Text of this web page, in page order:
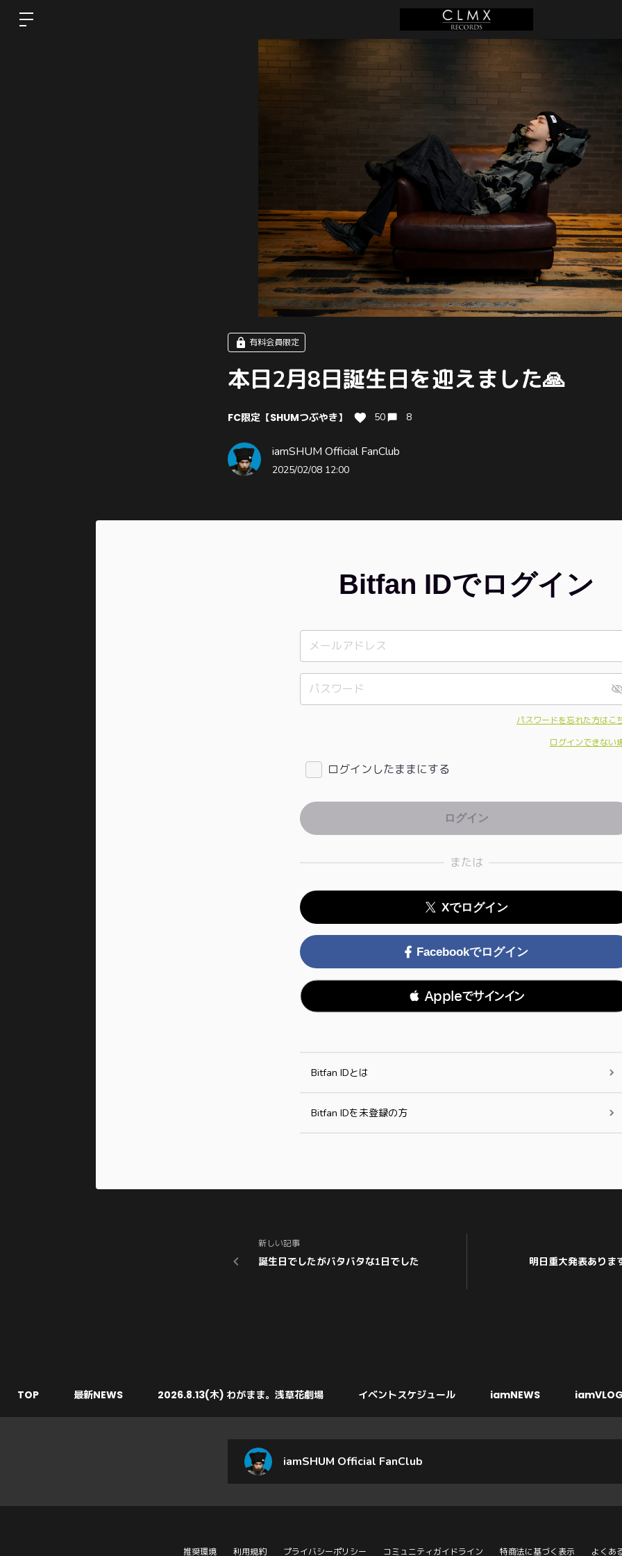
有料会員限定
本日2月8日誕生日を迎えました🙏
FC限定【SHUMつぶやき】 50 8
iamSHUM Official FanClub
2025/02/08 12:00
Bitfan IDでログイン
パスワードを忘れた方はこ
ログインできない
ログインしたままにする
または
Xでログイン
Facebookでログイン
 Appleでサインイン
Bitfan IDとは
Bitfan IDを未登録の方
新しい記事
誕生日でしたがバタバタな1日でした 明日重大発表ありま
TOP 最新NEWS 2026.8.13(木) わがまま。浅草花劇場 イベントスケジュール iamNEWS
iamSHUM Official FanClub
推奨環境 利用規約 プライバシーポリシー コミュニティガイドライン 特商法に基づく表示 よくあ